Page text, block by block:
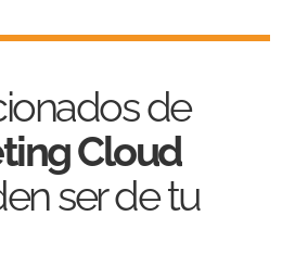
de
Cloud
ser de tu